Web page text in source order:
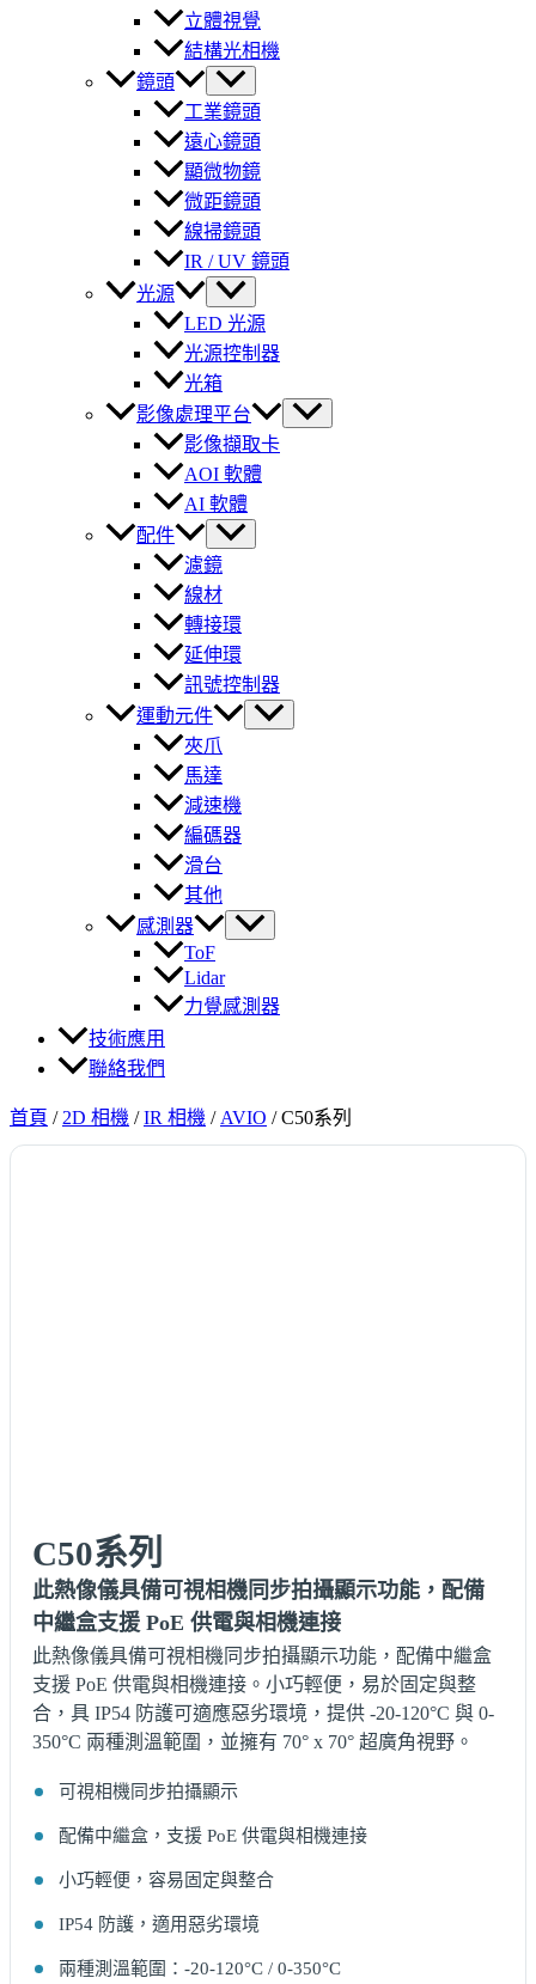
立體視覺
結構光相機
鏡頭
工業鏡頭
遠心鏡頭
顯微物鏡
微距鏡頭
線掃鏡頭
IR / UV 鏡頭
光源
LED 光源
光源控制器
光箱
影像處理平台
影像擷取卡
AOI 軟體
AI 軟體
配件
濾鏡
線材
轉接環
延伸環
訊號控制器
運動元件
夾爪
馬達
減速機
編碼器
滑台
其他
感測器
ToF
Lidar
力覺感測器
技術應用
聯絡我們
首頁 / 2D 相機 /IR 相機 / AVIO /C50系列
C50系列
此熱像儀具備可視相機同步拍攝顯示功能，配備
中繼盒支援 PoE 供電與相機連接
此熱像儀具備可視相機同步拍攝顯示功能，配備中繼盒
支援 PoE 供電與相機連接。小巧輕便，易於固定與整
合，具 IP54 防護可適應惡劣環境，提供 -20-120°C 與 0-
350°C 兩種測溫範圍，並擁有 70° x 70° 超廣角視野。
可視相機同步拍攝顯示
配備中繼盒，支援 PoE 供電與相機連接
小巧輕便，容易固定與整合
IP54 防護，適用惡劣環境
兩種測溫範圍：-20-120°C / 0-350°C